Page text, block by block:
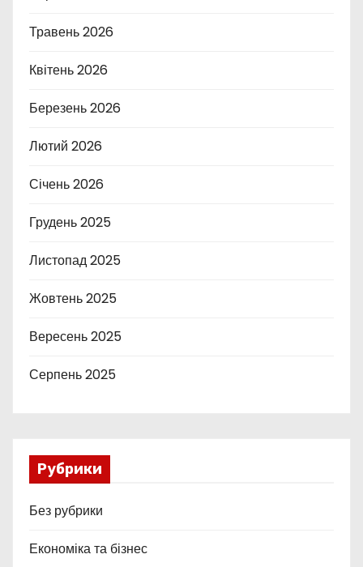
Травень 2026
Квітень 2026
Березень 2026
Лютий 2026
Січень 2026
Грудень 2025
Листопад 2025
Жовтень 2025
Вересень 2025
Серпень 2025
Рубрики
Без рубрики
Економіка та бізнес